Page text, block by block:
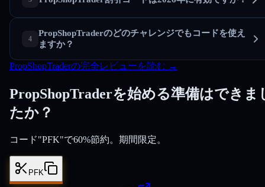
PropShopTraderのどのチャレンジでもコードを使え
ますか？
PropShopTraderの完全レビューを読む →
PropShopTraderを始める準備はできま
たか？
コード"PFK"で60%節約。期間限定。
PFK